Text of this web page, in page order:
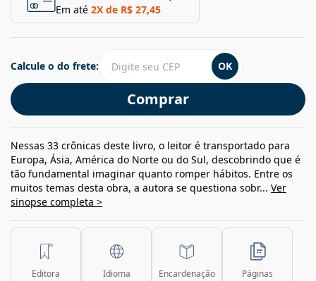
Em até 2X de R$ 27,45
Comprar
Calcule o do frete: OK
Nessas 33 crônicas deste livro, o leitor é transportado para
Europa, Ásia, América do Norte ou do Sul, descobrindo que é
tão fundamental imaginar quanto romper hábitos. Entre os
muitos temas desta obra, a autora se questiona sobr... Ver
sinopse completa >
Editora Idioma Encardenação Páginas